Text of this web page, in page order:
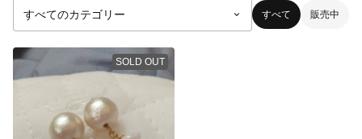
すべて 販売中
SOLD OUT